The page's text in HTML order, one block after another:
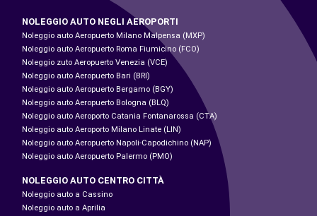
NOLEGGIO AUTO NEGLI AEROPORTI
Noleggio auto Aeropuerto Milano Malpensa (MXP)
Noleggio auto Aeropuerto Roma Fiumicino (FCO)
Noleggio zuto Aeropuerto Venezia (VCE)
Noleggio auto Aeropuerto Bari (BRI)
Noleggio auto Aeropuerto Bergamo (BGY)
Noleggio auto Aeropuerto Bologna (BLQ)
Noleggio auto Aeroporto Catania Fontanarossa (CTA)
Noleggio auto Aeroporto Milano Linate (LIN)
Noleggio auto Aeropuerto Napoli-Capodichino (NAP)
Noleggio auto Aeropuerto Palermo (PMO)
NOLEGGIO AUTO CENTRO CITTÀ
Noleggio auto a Cassino
Noleggio auto a Aprilia